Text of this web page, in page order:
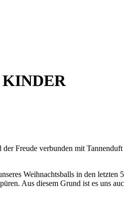
Freude verbunden mit
Weihnachtsballs in den letzten
Aus diesem Grund ist es uns